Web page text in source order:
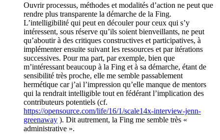
Ouvrir processus, méthodes et modalités d’action ne peut que
rendre plus transparente la démarche de la Fing.
L’intelligibilité qui peut en découler pour ceux qui s’y
intéressent, sous réserve qu’ils soient bienveillants, ne peut
qu’aboutir à des critiques constructives et participatives, à
implémenter ensuite suivant les ressources et par itérations
successives. Pour ma part, par exemple, bien que
m’intéressant beaucoup à la Fing et à sa démarche, étant de
sensibilité très proche, elle me semble passablement
hermétique car j’ai l’impression qu’elle manque de mentors
qui la rendrait intelligible tout en fédérant l’implication des
contributeurs potentiels (cf.
https://opensource.com/life/16/1/scale14x-interview-jenn-
greenaway ). Dit autrement, la Fing me semble très «
administrative ».